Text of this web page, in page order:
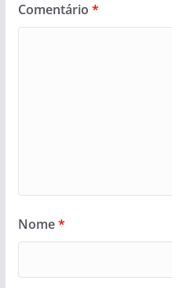
Comentário *
Nome*